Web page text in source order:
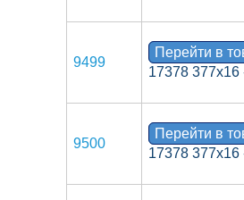
9499
Перейти в
17378 377х16
9500
Перейти в
17378 377х16